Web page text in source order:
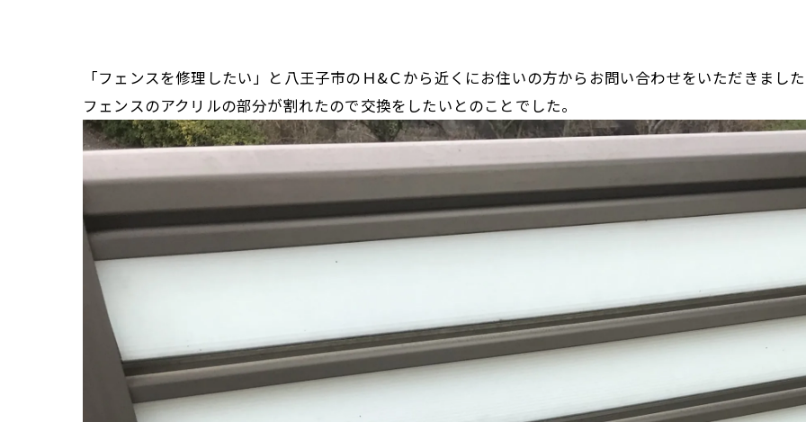
「フェンスを修理したい」と八王子市のＨ&Ｃから近くにお住いの方からお問い合わせをいただきまし
フェンスのアクリルの部分が割れたので交換をしたいとのことでした。